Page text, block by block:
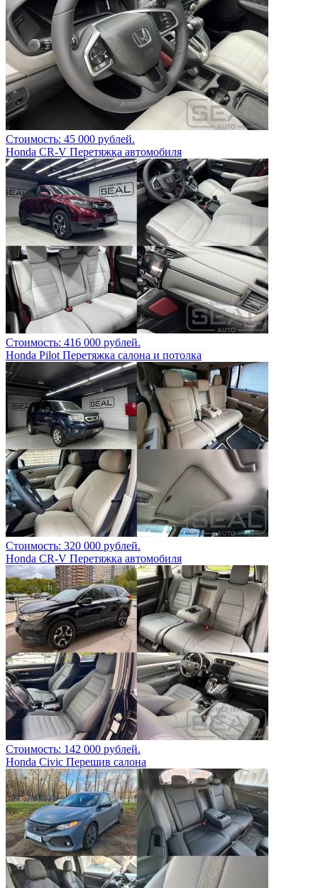
Стоимость: 45 000 рублей.
Honda CR-V Перетяжка автомобиля
Стоимость: 416 000 рублей.
Honda Pilot Перетяжка салона и потолка
Стоимость: 320 000 рублей.
Honda CR-V Перетяжка автомобиля
Стоимость: 142 000 рублей.
Honda Civic Перешив салона